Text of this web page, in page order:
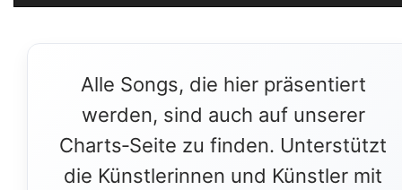
Alle Songs, die hier präsentiert
werden, sind auch auf unserer
Charts‑Seite zu finden. Unterstützt
die Künstlerinnen und Künstler mit